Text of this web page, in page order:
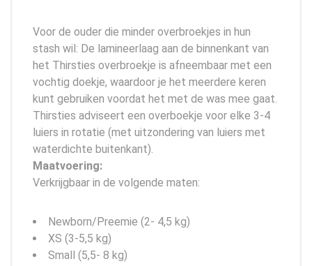
Voor de ouder die minder overbroekjes in hun
stash wil: De lamineerlaag aan de binnenkant van
het Thirsties overbroekje is afneembaar met een
vochtig doekje, waardoor je het meerdere keren
kunt gebruiken voordat het met de was mee gaat.
Thirsties adviseert een overboekje voor elke 3-4
luiers in rotatie (met uitzondering van luiers met
waterdichte buitenkant).
Maatvoering:
Verkrijgbaar in de volgende maten:
Newborn/Preemie (2- 4,5 kg)
XS (3-5,5 kg)
Small (5,5- 8 kg)